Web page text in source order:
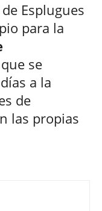
Esplugues
para la
se
a la
de
las propias